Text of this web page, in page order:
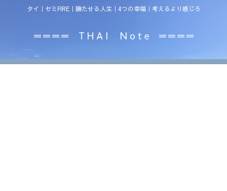
タイ｜セミFIRE｜勝たせる人生｜4つの幸福｜考えるより感じろ
＝＝＝＝ T H A I N o t e ＝＝＝＝